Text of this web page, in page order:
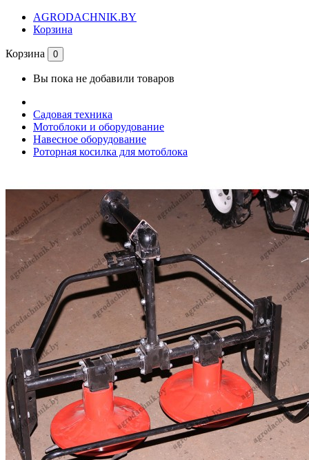
AGRODACHNIK.BY
Корзина
Корзина 0
Вы пока не добавили товаров
Садовая техника
Мотоблоки и оборудование
Навесное оборудование
Роторная косилка для мотоблока